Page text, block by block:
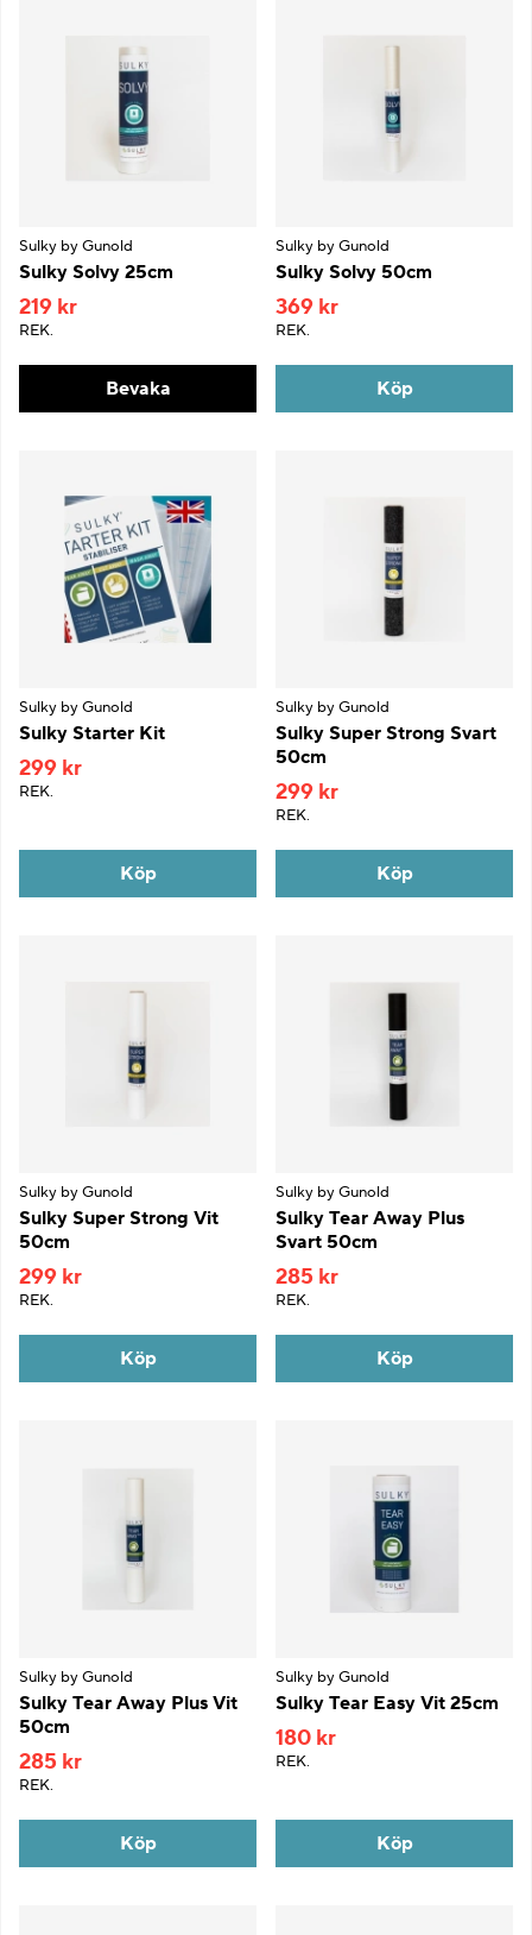
Sulky by Gunold
Sulky Solvy 25cm
219 kr
REK.
Bevaka
Sulky by Gunold
Sulky Solvy 50cm
369 kr
REK.
Köp
Sulky by Gunold
Sulky Starter Kit
299 kr
REK.
Köp
Sulky by Gunold
Sulky Super Strong Svart
50cm
299 kr
REK.
Köp
Sulky by Gunold
Sulky Super Strong Vit
50cm
299 kr
REK.
Köp
Sulky by Gunold
Sulky Tear Away Plus
Svart 50cm
285 kr
REK.
Köp
Sulky by Gunold
Sulky Tear Away Plus Vit
50cm
285 kr
REK.
Köp
Sulky by Gunold
Sulky Tear Easy Vit 25cm
180 kr
REK.
Köp